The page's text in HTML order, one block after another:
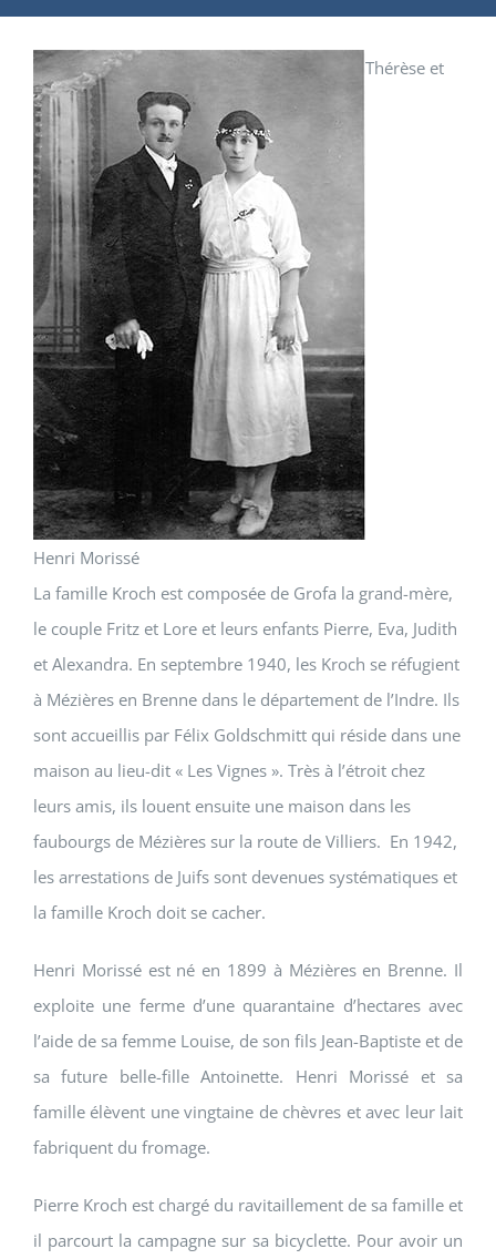
Thérèse et
Henri Morissé
La famille Kroch est composée de Grofa la grand-mère,
le couple Fritz et Lore et leurs enfants Pierre, Eva, Judith
et Alexandra. En septembre 1940, les Kroch se réfugient
à Mézières en Brenne dans le département de l’Indre. Ils
sont accueillis par Félix Goldschmitt qui réside dans une
maison au lieu-dit « Les Vignes ». Très à l’étroit chez
leurs amis, ils louent ensuite une maison dans les
faubourgs de Mézières sur la route de Villiers. En 1942,
les arrestations de Juifs sont devenues systématiques et
la famille Kroch doit se cacher.
Henri Morissé est né en 1899 à Mézières en Brenne. Il
exploite une ferme d’une quarantaine d’hectares avec
l’aide de sa femme Louise, de son fils Jean-Baptiste et de
sa future belle-fille Antoinette. Henri Morissé et sa
famille élèvent une vingtaine de chèvres et avec leur lait
fabriquent du fromage.
Pierre Kroch est chargé du ravitaillement de sa famille et
il parcourt la campagne sur sa bicyclette. Pour avoir un